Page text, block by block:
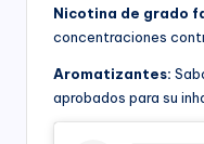
Nicotina de grado
concentraciones
Aromatizantes:
aprobados para su